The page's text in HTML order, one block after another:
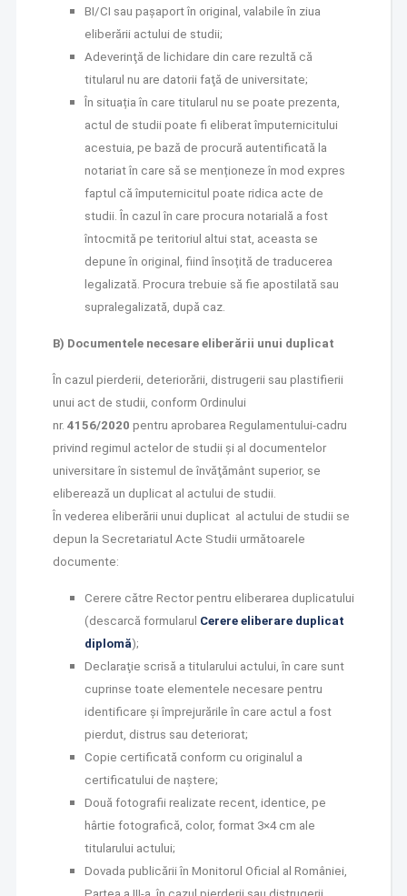
BI/CI sau paşaport în original, valabile în ziua
eliberării actului de studii;
Adeverinţă de lichidare din care rezultă că
titularul nu are datorii faţă de universitate;
În situația în care titularul nu se poate prezenta,
actul de studii poate fi eliberat împuternicitului
acestuia, pe bază de procură autentificată la
notariat în care să se menționeze în mod expres
faptul că împuternicitul poate ridica acte de
studii. În cazul în care procura notarială a fost
întocmită pe teritoriul altui stat, aceasta se
depune în original, fiind însoțită de traducerea
legalizată. Procura trebuie să fie apostilată sau
supralegalizată, după caz.
B) Documentele necesare eliberării unui duplicat
În cazul pierderii, deteriorării, distrugerii sau plastifierii
unui act de studii, conform Ordinului
nr. 4156/2020 pentru aprobarea Regulamentului-cadru
privind regimul actelor de studii și al documentelor
universitare în sistemul de învăţământ superior, se
eliberează un duplicat al actului de studii.
În vederea eliberării unui duplicat al actului de studii se
depun la Secretariatul Acte Studii următoarele
documente:
Cerere către Rector pentru eliberarea duplicatului
(descarcă formularul Cerere eliberare duplicat
diplomă);
Declaraţie scrisă a titularului actului, în care sunt
cuprinse toate elementele necesare pentru
identificare și împrejurările în care actul a fost
pierdut, distrus sau deteriorat;
Copie certificată conform cu originalul a
certificatului de naștere;
Două fotografii realizate recent, identice, pe
hârtie fotografică, color, format 3×4 cm ale
titularului actului;
Dovada publicării în Monitorul Oficial al României,